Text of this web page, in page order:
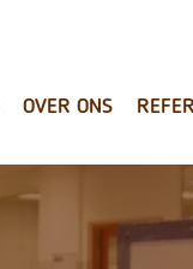
OVER ONS